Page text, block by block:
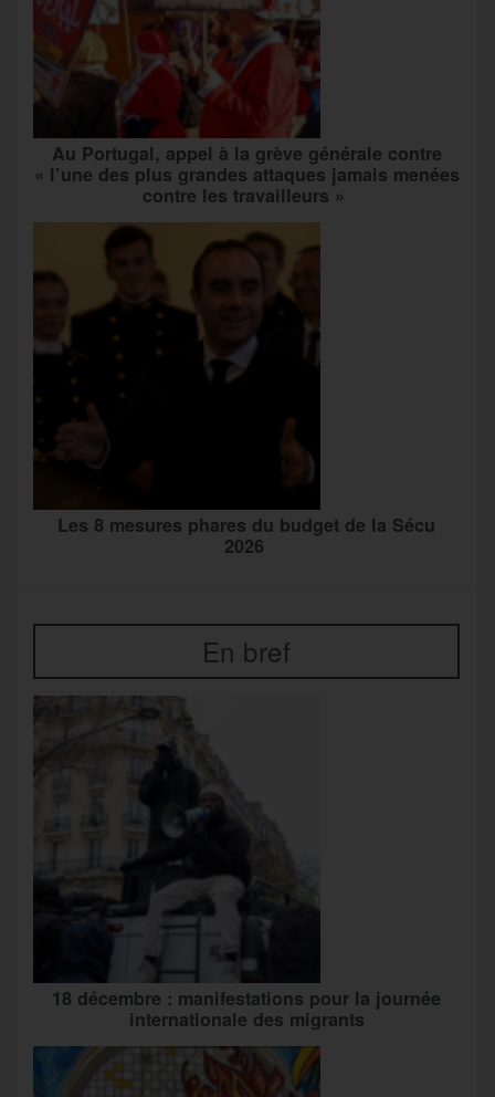
Au Portugal, appel à la grève générale contre
« l’une des plus grandes attaques jamais menées
contre les travailleurs »
Les 8 mesures phares du budget de la Sécu
2026
En bref
18 décembre : manifestations pour la journée
internationale des migrants